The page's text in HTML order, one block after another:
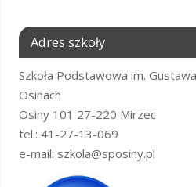
Adres szkoły
Szkoła Podstawowa im.
Osinach
Osiny 101 27-220 Mirzec
tel.: 41-27-13-069
e-mail: szkola@sposiny.pl